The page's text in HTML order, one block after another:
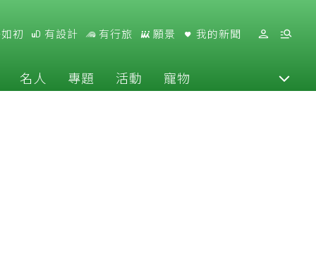
初 有設計 有行旅 願景 我的新聞
名人 專題 活動 寵物